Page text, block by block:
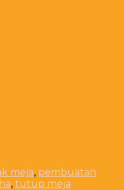
meja, pembuatan
, tutup meja